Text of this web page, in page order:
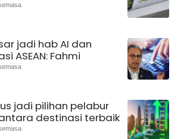
jadi hab AI dan
ASEAN: Fahmi
jadi pilihan pelabur
destinasi terbaik